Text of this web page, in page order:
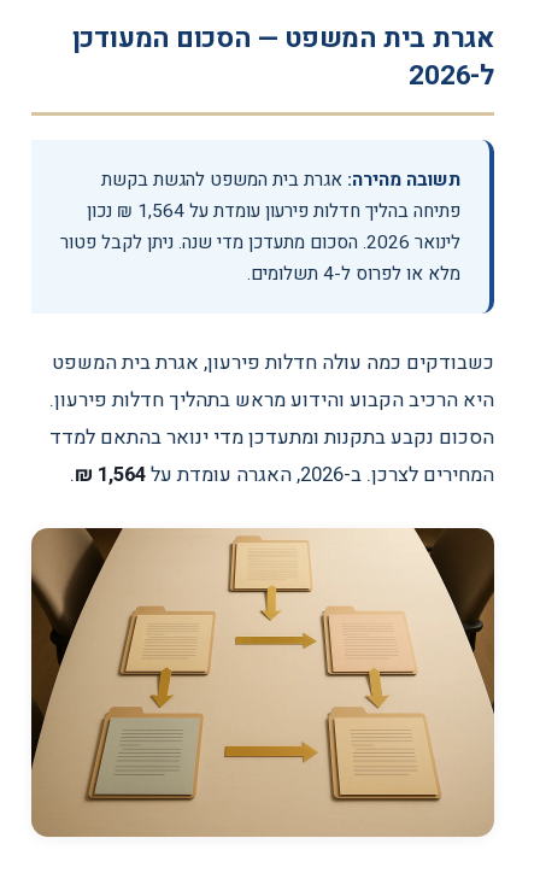
אגרת בית המשפט — הסכום המעודכן
ל-2026
תשובה מהירה: אגרת בית המשפט להגשת בקשת
פתיחה בהליך חדלות פירעון עומדת על 1,564 ₪ נכון
לינואר 2026. הסכום מתעדכן מדי שנה. ניתן לקבל פטור
מלא או לפרוס ל-4 תשלומים.
כשבודקים כמה עולה חדלות פירעון, אגרת בית המשפט
היא הרכיב הקבוע והידוע מראש בתהליך חדלות פירעון.
הסכום נקבע בתקנות ומתעדכן מדי ינואר בהתאם למדד
המחירים לצרכן. ב-2026, האגרה עומדת על
1,564 ₪
.